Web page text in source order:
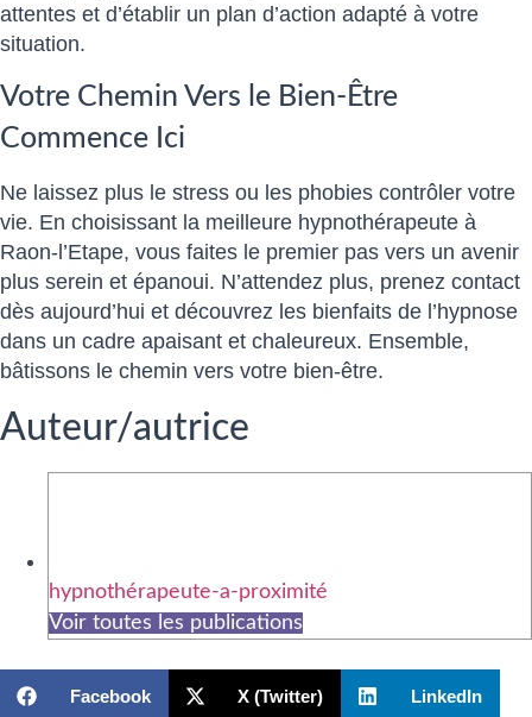
attentes et d’établir un plan d’action adapté à votre
situation.
Votre Chemin Vers le Bien-Être
Commence Ici
Ne laissez plus le stress ou les phobies contrôler votre
vie. En choisissant la meilleure hypnothérapeute à
Raon-l’Etape, vous faites le premier pas vers un avenir
plus serein et épanoui. N’attendez plus, prenez contact
dès aujourd’hui et découvrez les bienfaits de l’hypnose
dans un cadre apaisant et chaleureux. Ensemble,
bâtissons le chemin vers votre bien-être.
Auteur/autrice
hypnothérapeute-a-proximité
Voir toutes les publications
Facebook X (Twitter) LinkedIn